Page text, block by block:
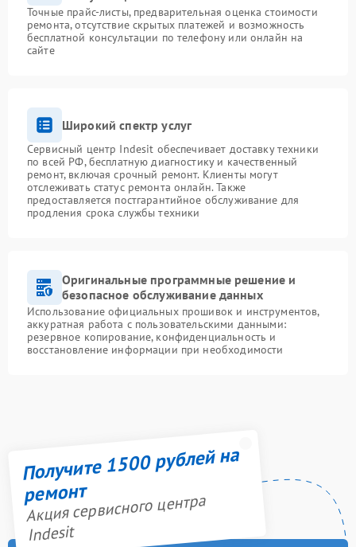
Точные прайс-листы, предварительная оценка стоимости
ремонта, отсутствие скрытых платежей и возможность
бесплатной консультации по телефону или онлайн на
сайте
Широкий спектр услуг
Сервисный центр Indesit обеспечивает доставку техники
по всей РФ, бесплатную диагностику и качественный
ремонт, включая срочный ремонт. Клиенты могут
отслеживать статус ремонта онлайн. Также
предоставляется постгарантийное обслуживание для
продления срока службы техники
Оригинальные программные решение и
безопасное обслуживание данных
Использование официальных прошивок и инструментов,
аккуратная работа с пользовательскими данными:
резервное копирование, конфиденциальность и
восстановление информации при необходимости
Получите 1500 рублей на
ремонт
Акция сервисного центра
Indesit